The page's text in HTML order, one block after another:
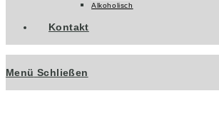
Alkoholisch
Kontakt
Menü Schließen